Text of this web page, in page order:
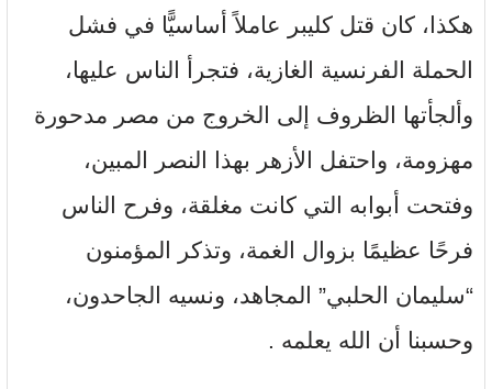
هكذا، كان قتل كليبر عاملاً أساسيًّا في فشل
الحملة الفرنسية الغازية، فتجرأ الناس عليها،
وألجأتها الظروف إلى الخروج من مصر مدحورة
مهزومة، واحتفل الأزهر بهذا النصر المبين،
وفتحت أبوابه التي كانت مغلقة، وفرح الناس
فرحًا عظيمًا بزوال الغمة، وتذكر المؤمنون
“سليمان الحلبي” المجاهد، ونسيه الجاحدون،
وحسبنا أن الله يعلمه .